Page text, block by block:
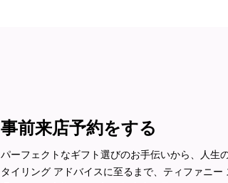
事前来店予約をする
パーフェクトなギフト選びのお手伝いから、人生
タイリング アドバイスに至るまで、ティファニ